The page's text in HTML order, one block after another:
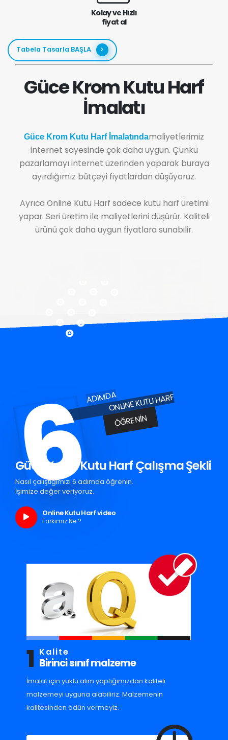
Kolay ve Hızlı
fiyat al
Tabela Tasarla BAŞLA
Güce Krom Kutu Harf
İmalatı
Güce Krom Kutu Harf İmalatındamaliyetlerimiz
internet sayesinde çok daha uygun. Çünkü
pazarlamayı internet üzerinden yaparak buraya
ayırdığımız bütçeyi fiyatlardan düşüyoruz.
Ayrıca Online Kutu Harf sadece kutu harf üretimi
yapar. Seri üretim ile maliyetlerini düşürür. Kaliteli
ürünü çok daha uygun fiyatlara sunabilir.
6ADIMDAONLINE KUTU HARF
ÖĞRENIN
Güce Krom Kutu Harf Çalışma Şekli
Nasıl çalıştığımızı 6 adımda öğrenin.
İşimize değer veriyoruz.
Online Kutu Harf video
Farkımız Ne ?
1 Kalite
Birinci sınıf malzeme
İmalat için yüklü alım yaptığımızdan kaliteli
malzemeyi uyguna alabiliriz. Malzemenin
kalitesinden ödün vermeyiz.